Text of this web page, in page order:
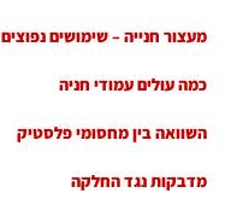
מעצור חנייה – שימושים נפוצים
כמה עולים עמודי חניה
השוואה בין מחסומי פלסטיק
מדבקות נגד החלקה